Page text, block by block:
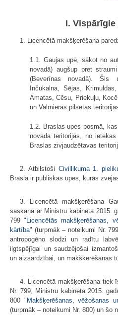
I.
1. Licencētā makšķerēšana
1.1. Gaujas upē, sākot no
novadā) augšup pret
(Beverīnas novadā). Šis
Inčukalna, Sējas,
Amatas, Cēsu, Priekuļu,
un Valmieras pilsētas
1.2. Braslas upes posmā,
novada teritorijās, no
Braslas zivjaudzētavas
2. Atbilstoši Civillikuma 1.
Brasla ir publiskas upes, kurās
3. Licencētā makšķerēšana
saskaņā ar Ministru kabineta 2015.
799 " Licencētās makšķerēšanas,
kārtība" (turpmāk – noteikumi Nr.
antropogēno slodzi un radītu
ilgtspējīgai un saudzējošai
un aizsardzībai, un makšķerēšanas
4. Licencētā makšķerēšana tiek
Nr. 799, Ministru kabineta 2015.
800 " Makšķerēšanas, vēžošanas
(turpmāk – noteikumi Nr. 800) un šo